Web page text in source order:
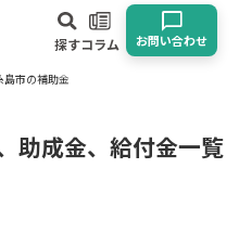
探すコラム お問い合わせ
島市の補助金
助成金、給付金一覧